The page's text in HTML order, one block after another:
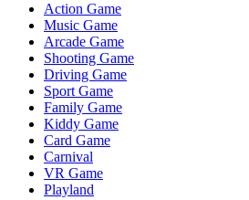
Action Game
Music Game
Arcade Game
Shooting Game
Driving Game
Sport Game
Family Game
Kiddy Game
Card Game
Carnival
VR Game
Playland